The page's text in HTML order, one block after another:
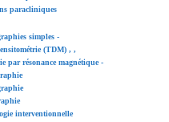
paracliniques
simples -
(TDM) , ,
par résonance magnétique-
interventionnelle